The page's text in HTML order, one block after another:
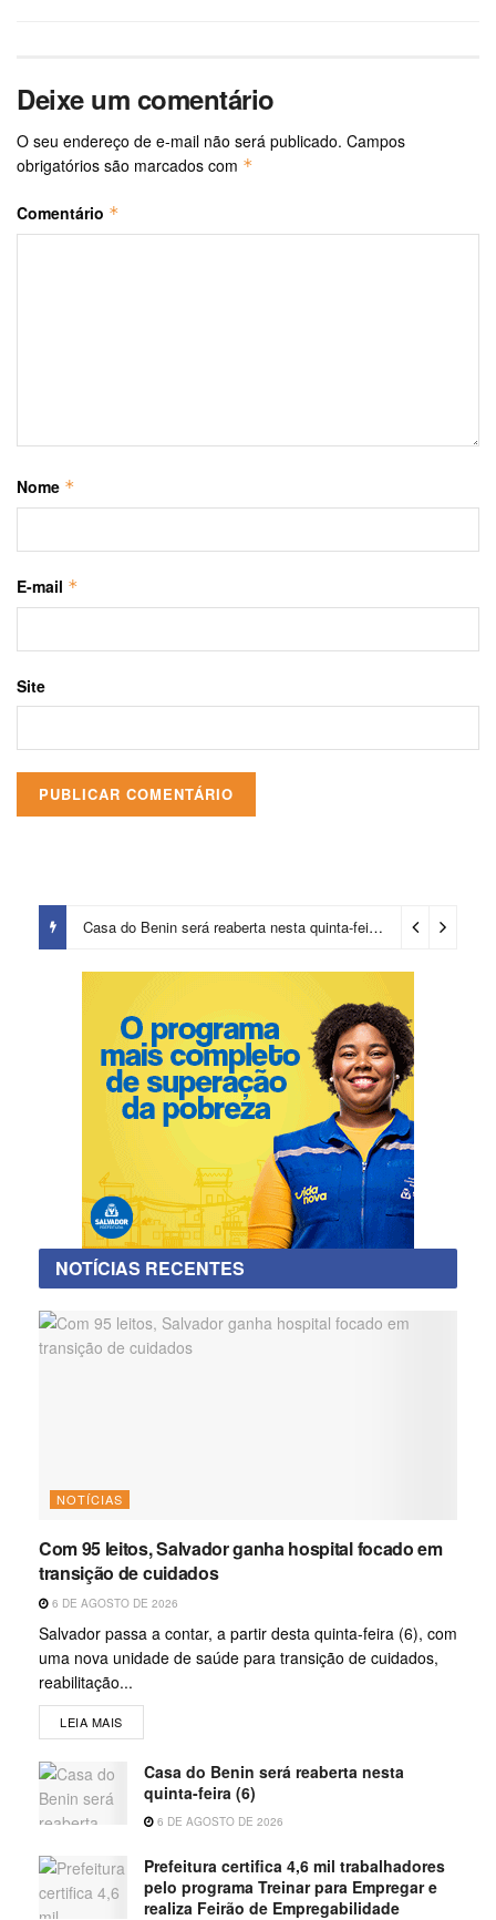
Deixe um comentário
O seu endereço de e-mail não será publicado. Campos
obrigatórios são marcados com *
Comentário *
Nome *
E-mail *
Site
Casa do Benin será reaberta nesta quinta-feira (6) 2 horas ago
NOTÍCIAS RECENTES
NOTÍCIAS
Com 95 leitos, Salvador ganha hospital focado em
transição de cuidados
6 DE AGOSTO DE 2026
Salvador passa a contar, a partir desta quinta-feira (6), com
uma nova unidade de saúde para transição de cuidados,
reabilitação...
LEIA MAIS
Casa do Benin será reaberta nesta
quinta-feira (6)
6 DE AGOSTO DE 2026
Prefeitura certifica 4,6 mil trabalhadores
pelo programa Treinar para Empregar e
realiza Feirão de Empregabilidade